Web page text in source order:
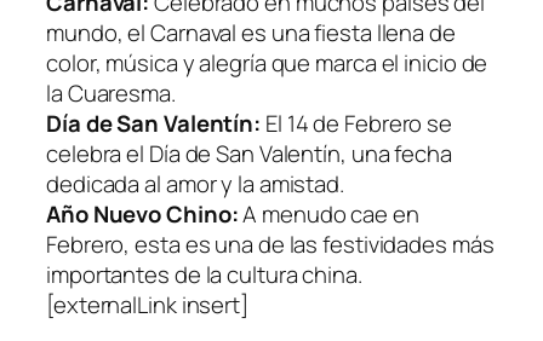
mundo, el Carnaval es una fiesta llena de
color, música y alegría que marca el inicio de
la Cuaresma.
Día de San Valentín: El 14 de Febrero se
celebra el Día de San Valentín, una fecha
dedicada al amor y la amistad.
Año Nuevo Chino:A menudo cae en
Febrero, esta es una de las festividades más
importantes de la cultura china.
[externalLink insert]